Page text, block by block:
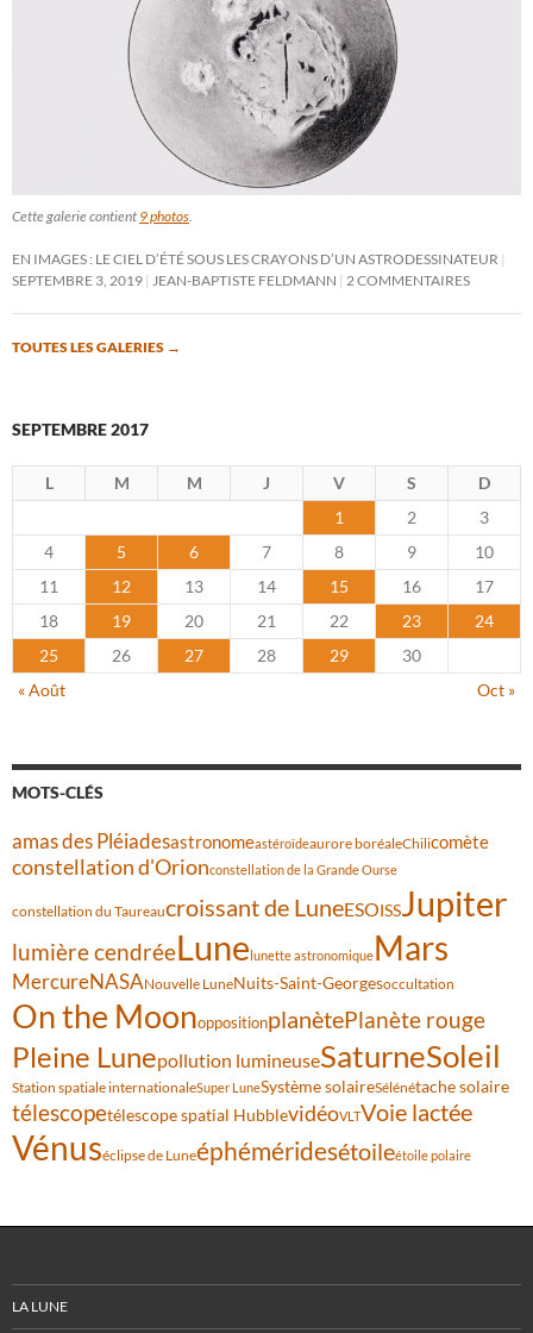
Cette galerie contient 9 photos.
EN IMAGES : LE CIEL D’ÉTÉ SOUS LES CRAYONS D’UN ASTRODESSINATEUR
SEPTEMBRE 3, 2019 JEAN-BAPTISTE FELDMANN 2 COMMENTAIRES
TOUTES LES GALERIES →
SEPTEMBRE 2017
L M M J V S
D
1
2
3
4
5 6 7 8 9
10
11
12 13 14 15 16
17
18
19 20 21 22 23
24
25
26 27 28 29
30
« Août
Oct »
MOTS-CLÉS
amas des Pléiadesastronomeastéroïdeaurore boréaleChilicomète
constellation d'Orionconstellation de la Grande Ourse
constellation du Taureaucroissant de LuneESOISSJupiter
lumière cendréeLune lunette astronomiqueMars
MercureNASANouvelle LuneNuits-Saint-Georgesoccultation
On the MoonoppositionplanètePlanète rouge
Pleine Lunepollution lumineuseSaturneSoleil
Station spatiale internationaleSuper LuneSystème solaireSélénétache solaire
télescopetélescope spatial HubblevidéoVLTVoie lactée
Vénuséclipse de Luneéphéméridesétoileétoile polaire
LA LUNE